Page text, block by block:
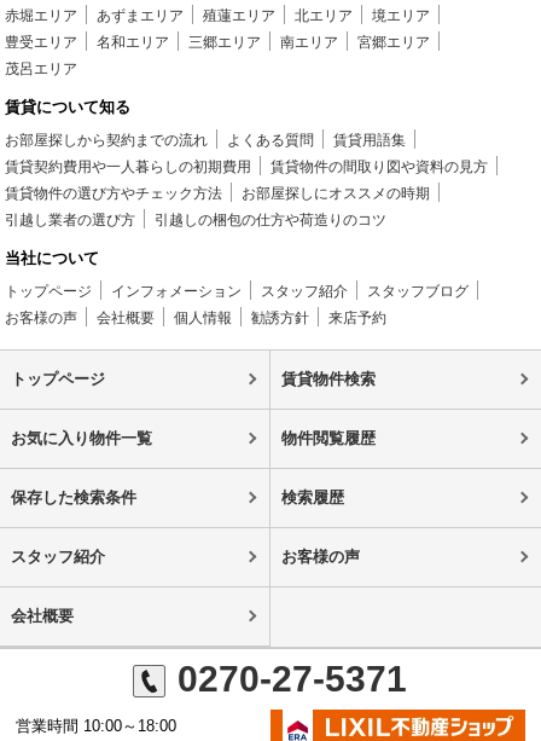
赤堀エリア あずまエリア 殖蓮エリア 北エリア
境エリア
豊受エリア
名和エリア 三郷エリア 南エリア
宮郷エリア
茂呂エリア
賃貸について知る
お部屋探しから契約までの流れ よくある質問
賃貸用語集
賃貸契約費用や一人暮らしの初期費用
賃貸物件の間取り図や資料の見方
賃貸物件の選び方やチェック方法
お部屋探しにオススメの時期
引越し業者の選び方
引越しの梱包の仕方や荷造りのコツ
当社について
トップページ インフォメーション スタッフ紹介
スタッフブログ
お客様の声
会社概要 個人情報 勧誘方針 来店予約
トップページ 賃貸物件検索
お気に入り物件一覧 物件閲覧履歴
保存した検索条件 検索履歴
スタッフ紹介 お客様の声
会社概要
0270-27-5371
営業時間 10:00～18:00